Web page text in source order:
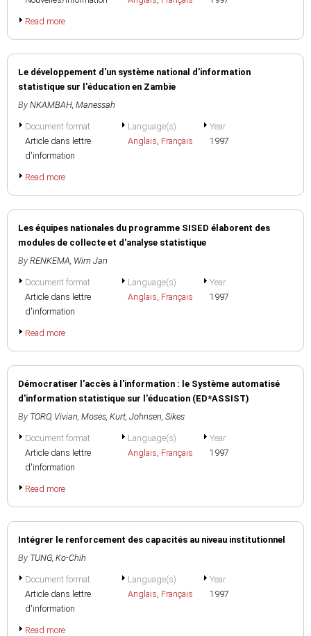
Read more
Le développement d'un système national d'information
statistique sur l'éducation en Zambie
By NKAMBAH, Manessah
Document format
Article dans lettre
d'information
Language(s)
Anglais, Français
Year
1997
Read more
Les équipes nationales du programme SISED élaborent des
modules de collecte et d'analyse statistique
By RENKEMA, Wim Jan
Document format
Article dans lettre
d'information
Language(s)
Anglais, Français
Year
1997
Read more
Démocratiser l'accès à l'information : le Système automatisé
d'information statistique sur l'éducation (ED*ASSIST)
By TORO, Vivian, Moses, Kurt, Johnsen, Sikes
Document format
Article dans lettre
d'information
Language(s)
Anglais, Français
Year
1997
Read more
Intégrer le renforcement des capacités au niveau institutionnel
By TUNG, Ko-Chih
Document format
Article dans lettre
d'information
Language(s)
Anglais, Français
Year
1997
Read more